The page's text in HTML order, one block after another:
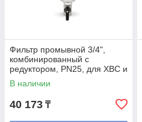
Фильтр промывной 3/4",
комбинированный с
редуктором, PN25, для ХВС и
ГВС, с разъемными
соединениями
В наличии
40 173 ₸